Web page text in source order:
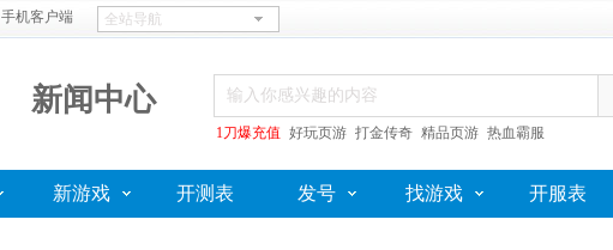
手机客户端
新闻中心
1刀爆充值 好玩页游 打金传奇 精品页游 热血霸服
新游戏 开测表 发号 找游戏 开服表